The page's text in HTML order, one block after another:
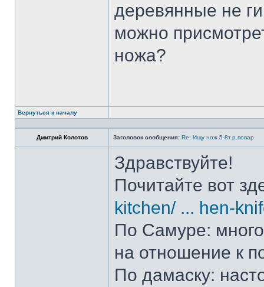
деревянные не
можно
ножа?
Вернуться к началу
Дмитрий Колотов Заголовок сообщения: Re: Ищу нож.5-8т.р.повар
Здравствуйте!
Почитайте вот
kitchen/ ... hen-
По Самуре: много
на отношение к
По дамаску: